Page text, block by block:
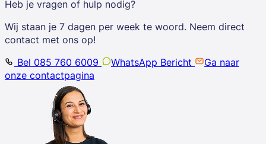
Heb je vragen of hulp nodig?
Wij staan je 7 dagen per week te woord. Neem direct
contact met ons op!
Bel 085 760 6009
WhatsApp Bericht
Ga naar
onze contactpagina